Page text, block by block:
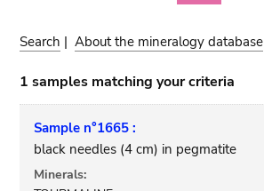
Search |About the mineralogy database
1 samples matching your criteria
Sample n°1665 :
black needles (4 cm) in pegmatite
Minerals: